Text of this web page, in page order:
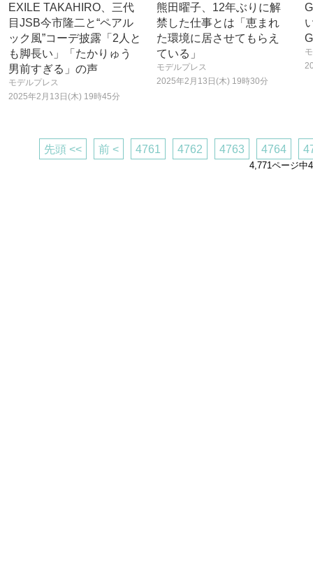
EXILE TAKAHIRO、三代
目JSB今市隆二と“ペアル
ック風”コーデ披露「2人と
も脚長い」「たかりゅう
男前すぎる」の声
モデルプレス
2025年2月13日(木) 19時45分
熊田曜子、12年ぶりに解
禁した仕事とは「恵まれ
た環境に居させてもらえ
ている」
モデルプレス
2025年2月13日(木) 19時30分
先頭 << 前 < 4761 4762 4763 4764
4,771ページ中